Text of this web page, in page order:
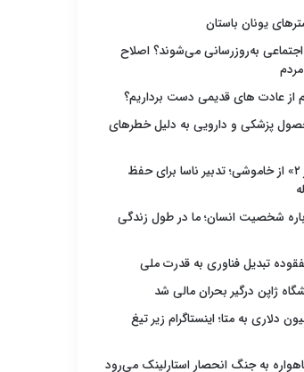
یونان باستان
به‌روزرسانی می‌شوند؟ اصلاح
از عادت های قدیمی دست برداریم؟
۳ محصول پزشکی و دارویی به دلیل خطرهای
نجات «وویجر ۲» از خاموشی؛ تدبیر ناسا برای حفظ
شخصیت انسان؛ ما در طول زندگی
تبدیل فناوری به قدرت ملی
ژاپن درگیر بحران مالی شد
۵۶۷ میلیون دلاری به متا؛ اینستاگرام زیر تیغ